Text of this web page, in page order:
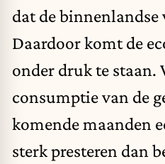
dat de binnenlandse
Daardoor komt de
onder druk te staan.
consumptie van de
komende maanden
sterk presteren dan